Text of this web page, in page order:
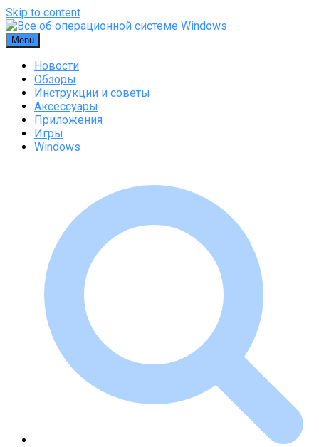
Skip to content
Menu
Новости
Обзоры
Инструкции и советы
Аксессуары
Приложения
Игры
Windows